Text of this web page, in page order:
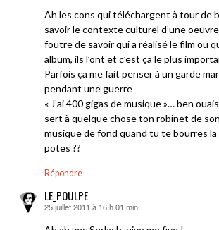
Ah les cons qui téléchargent à tour de
savoir le contexte culturel d’une
foutre de savoir qui a réalisé le film ou
album, ils l’ont et c’est ça le plus
Parfois ça me fait penser à un garde
pendant une guerre
« J’ai 400 gigas de musique »… ben
sert à quelque chose ton robinet de
musique de fond quand tu te bourres
potes ??
Répondre
LE_POULPE
dit :
25 juillet 2011 à 16 h 01 min